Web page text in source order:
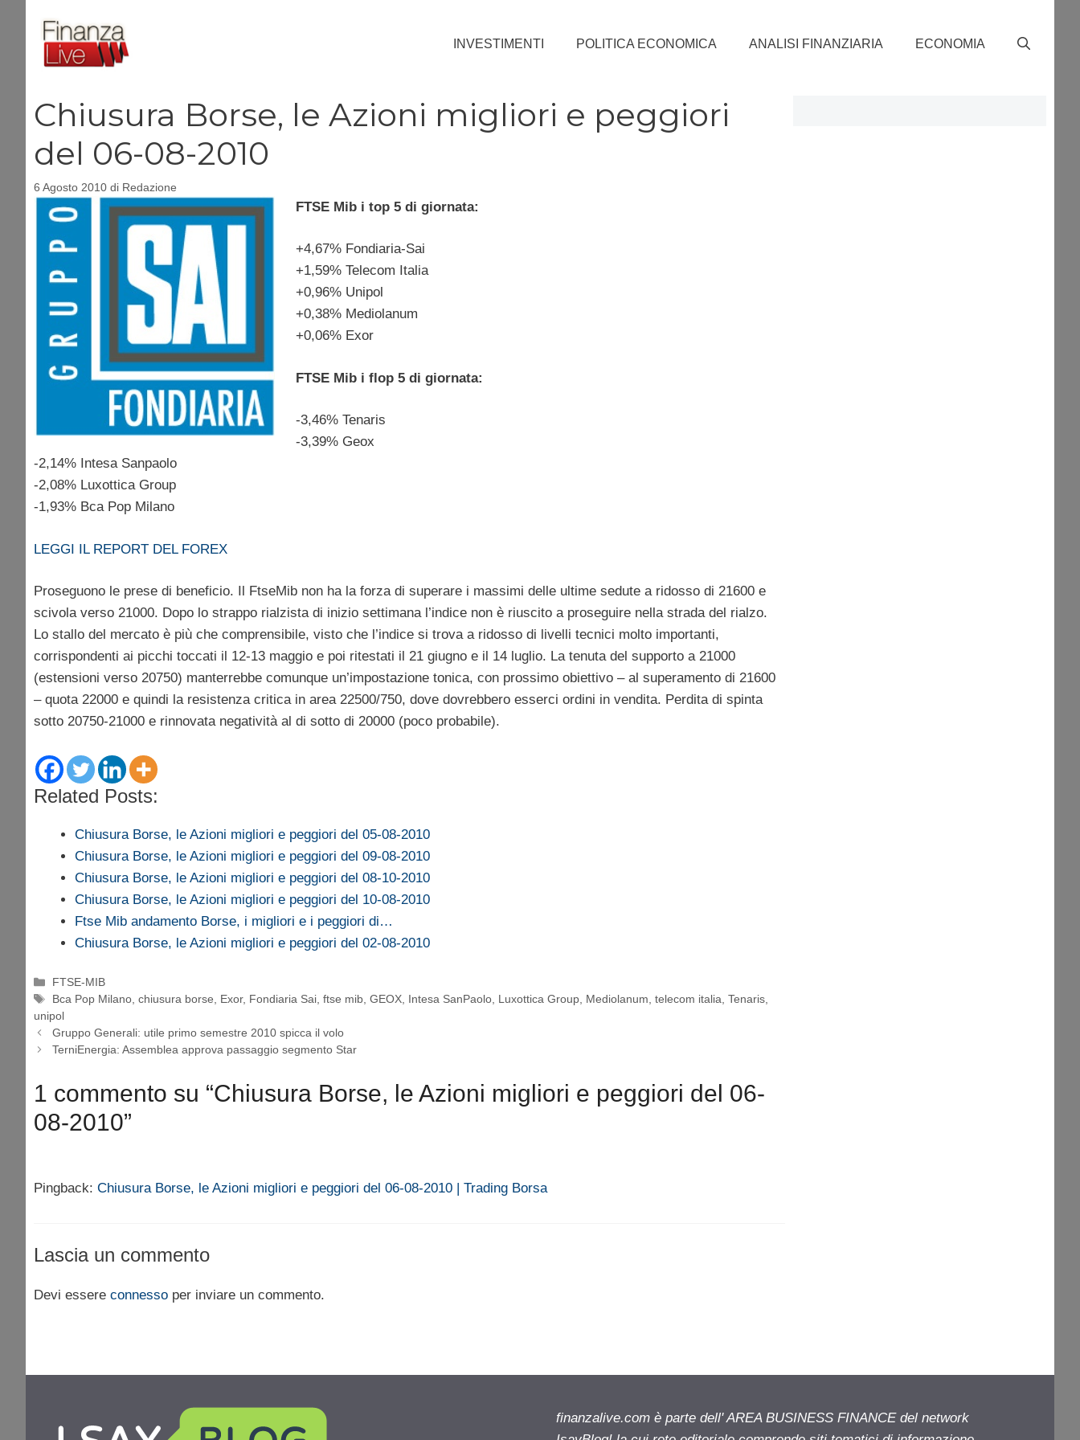
contenuto
INVESTIMENTI POLITICA ECONOMICA ANALISI FINANZIARIA ECONOMIA
Chiusura Borse, le Azioni migliori e peggiori
del 06-08-2010
6 Agosto 2010 di Redazione
FTSE Mib i top 5 di giornata:
+4,67% Fondiaria-Sai
+1,59% Telecom Italia
+0,96% Unipol
+0,38% Mediolanum
+0,06% Exor
FTSE Mib i flop 5 di giornata:
-3,46% Tenaris
-3,39% Geox
-2,14% Intesa Sanpaolo
-2,08% Luxottica Group
-1,93% Bca Pop Milano
LEGGI IL REPORT DEL FOREX
Proseguono le prese di beneficio. Il FtseMib non ha la forza di superare i massimi delle ultime sedute a ridosso di 21600 e
scivola verso 21000. Dopo lo strappo rialzista di inizio settimana l’indice non è riuscito a proseguire nella strada del rialzo.
Lo stallo del mercato è più che comprensibile, visto che l’indice si trova a ridosso di livelli tecnici molto importanti,
corrispondenti ai picchi toccati il 12-13 maggio e poi ritestati il 21 giugno e il 14 luglio. La tenuta del supporto a 21000
(estensioni verso 20750) manterrebbe comunque un’impostazione tonica, con prossimo obiettivo – al superamento di 21600
– quota 22000 e quindi la resistenza critica in area 22500/750, dove dovrebbero esserci ordini in vendita. Perdita di spinta
sotto 20750-21000 e rinnovata negatività al di sotto di 20000 (poco probabile).
Related Posts:
Chiusura Borse, le Azioni migliori e peggiori del 05-08-2010
Chiusura Borse, le Azioni migliori e peggiori del 09-08-2010
Chiusura Borse, le Azioni migliori e peggiori del 08-10-2010
Chiusura Borse, le Azioni migliori e peggiori del 10-08-2010
Ftse Mib andamento Borse, i migliori e i peggiori di…
Chiusura Borse, le Azioni migliori e peggiori del 02-08-2010
Categorie
FTSE-MIB
Tag
Bca Pop Milano ,chiusura borse Exor, Fondiaria Sai ,ftse mib ,GEOX Intesa SanPaolo Luxottica Group Mediolanum ,telecom italia ,Tenaris
unipol
Gruppo Generali: utile primo semestre 2010 spicca il volo
TerniEnergia: Assemblea approva passaggio segmento Star
1 commento su “Chiusura Borse, le Azioni migliori e peggiori del 06-
08-2010”
Pingback: Chiusura Borse, le Azioni migliori e peggiori del 06-08-2010 | Trading Borsa
Lascia un commento
Devi essere connesso per inviare un commento.
finanzalive.com è parte dell' AREA BUSINESS FINANCE del network